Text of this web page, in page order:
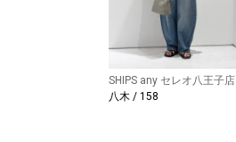
SHIPS any セレオ八王子店
八木 / 158